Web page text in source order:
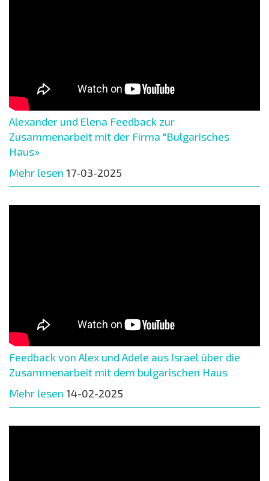
Alexander und Elena Feedback zur
Zusammenarbeit mit der Firma "Bulgarisches
Haus»
Mehr lesen 17-03-2025
Feedback von Alex und Adele aus Israel über die
Zusammenarbeit mit dem bulgarischen Haus
Mehr lesen 14-02-2025